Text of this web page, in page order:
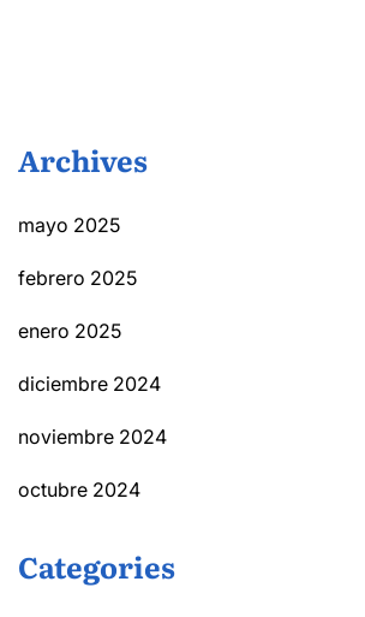
Archives
mayo 2025
febrero 2025
enero 2025
diciembre 2024
noviembre 2024
octubre 2024
Categories